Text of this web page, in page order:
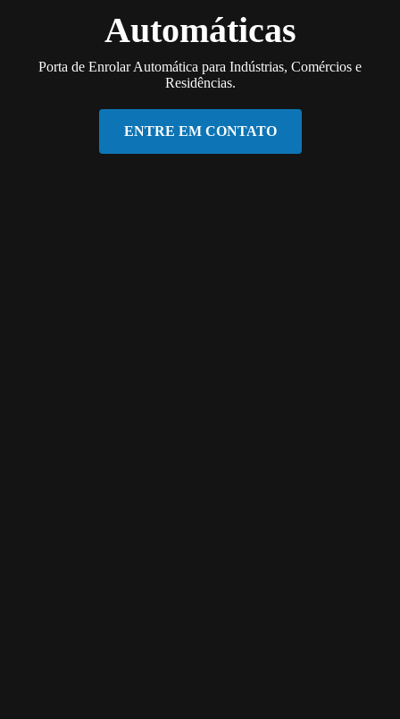
Automáticas
Porta de Enrolar Automática para Indústrias, Comércios e
Residências.
ENTRE EM CONTATO